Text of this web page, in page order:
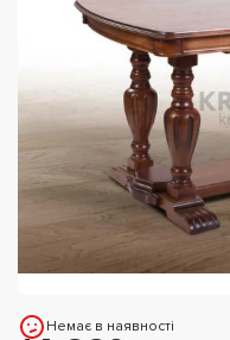
Немає в наявності